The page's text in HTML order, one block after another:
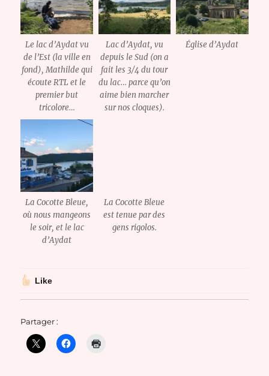
Le lac d’Aydat vu
de l’Est (la ville en
fond), Mathilde qui
écoute RTL et le
premier but
tricolore…
Lac d’Aydat, vu
depuis le Sud (on a
fait les 3/4 du tour
du lac… parce qu’on
aime bien marcher
sur nos cloques).
Église d’Aydat
La Cocotte Bleue,
où nous mangeons
le soir, et le lac
d’Aydat
La Cocotte Bleue
est tenue par des
gens rigolos.
Like
Partager :